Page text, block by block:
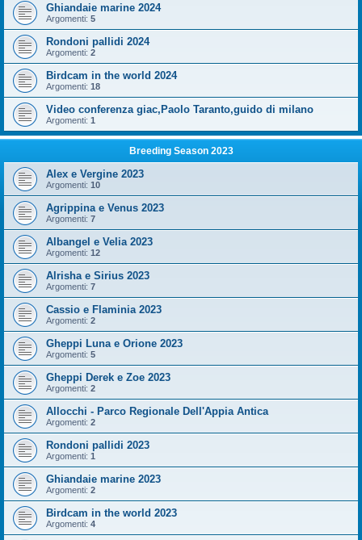
Ghiandaie marine 2024
Argomenti: 5
Rondoni pallidi 2024
Argomenti: 2
Birdcam in the world 2024
Argomenti: 18
Video conferenza giac,Paolo Taranto,guido di milano
Argomenti: 1
Breeding Season 2023
Alex e Vergine 2023
Argomenti: 10
Agrippina e Venus 2023
Argomenti: 7
Albangel e Velia 2023
Argomenti: 12
Alrisha e Sirius 2023
Argomenti: 7
Cassio e Flaminia 2023
Argomenti: 2
Gheppi Luna e Orione 2023
Argomenti: 5
Gheppi Derek e Zoe 2023
Argomenti: 2
Allocchi - Parco Regionale Dell'Appia Antica
Argomenti: 2
Rondoni pallidi 2023
Argomenti: 1
Ghiandaie marine 2023
Argomenti: 2
Birdcam in the world 2023
Argomenti: 4